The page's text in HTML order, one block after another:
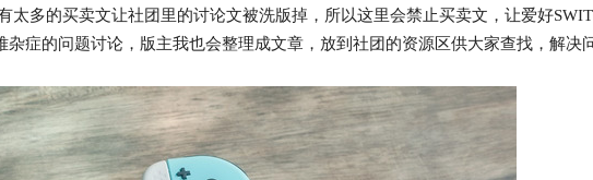
多的买卖文让社团里的讨论文被洗版掉，所以这里会禁止买卖文，让爱好
症的问题讨论，版主我也会整理成文章，放到社团的资源区供大家查找，解决